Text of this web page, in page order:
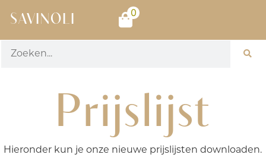
SAVINOLI 0
Prijslijst
Hieronder kun je onze nieuwe prijslijsten downloaden.